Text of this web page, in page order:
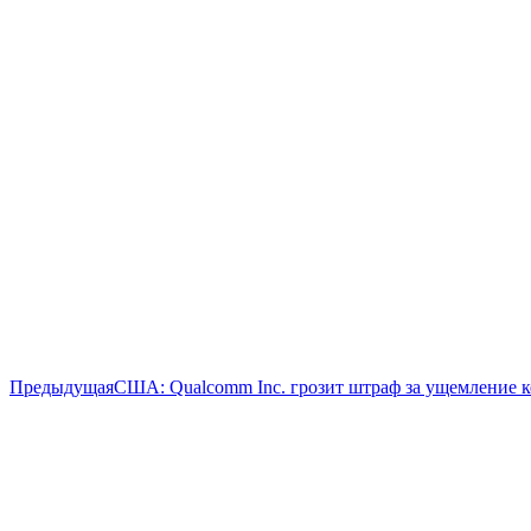
ПредыдущаяПредыдущая
США: Qualcomm Inc. грозит штраф за ущемление